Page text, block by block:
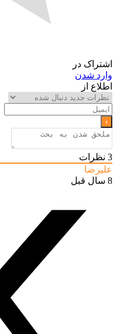
اشتراک در
وارد شدن
اطلاع از
3 نظرات
علیرضا
8 سال قبل